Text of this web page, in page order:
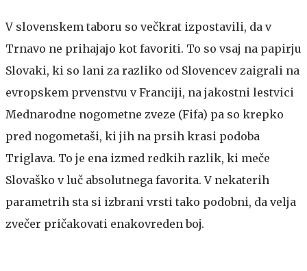
V slovenskem taboru so večkrat izpostavili, da v
Trnavo ne prihajajo kot favoriti. To so vsaj na papirju
Slovaki, ki so lani za razliko od Slovencev zaigrali na
evropskem prvenstvu v Franciji, na jakostni lestvici
Mednarodne nogometne zveze (Fifa) pa so krepko
pred nogometaši, ki jih na prsih krasi podoba
Triglava. To je ena izmed redkih razlik, ki meče
Slovaško v luč absolutnega favorita. V nekaterih
parametrih sta si izbrani vrsti tako podobni, da velja
zvečer pričakovati enakovreden boj.